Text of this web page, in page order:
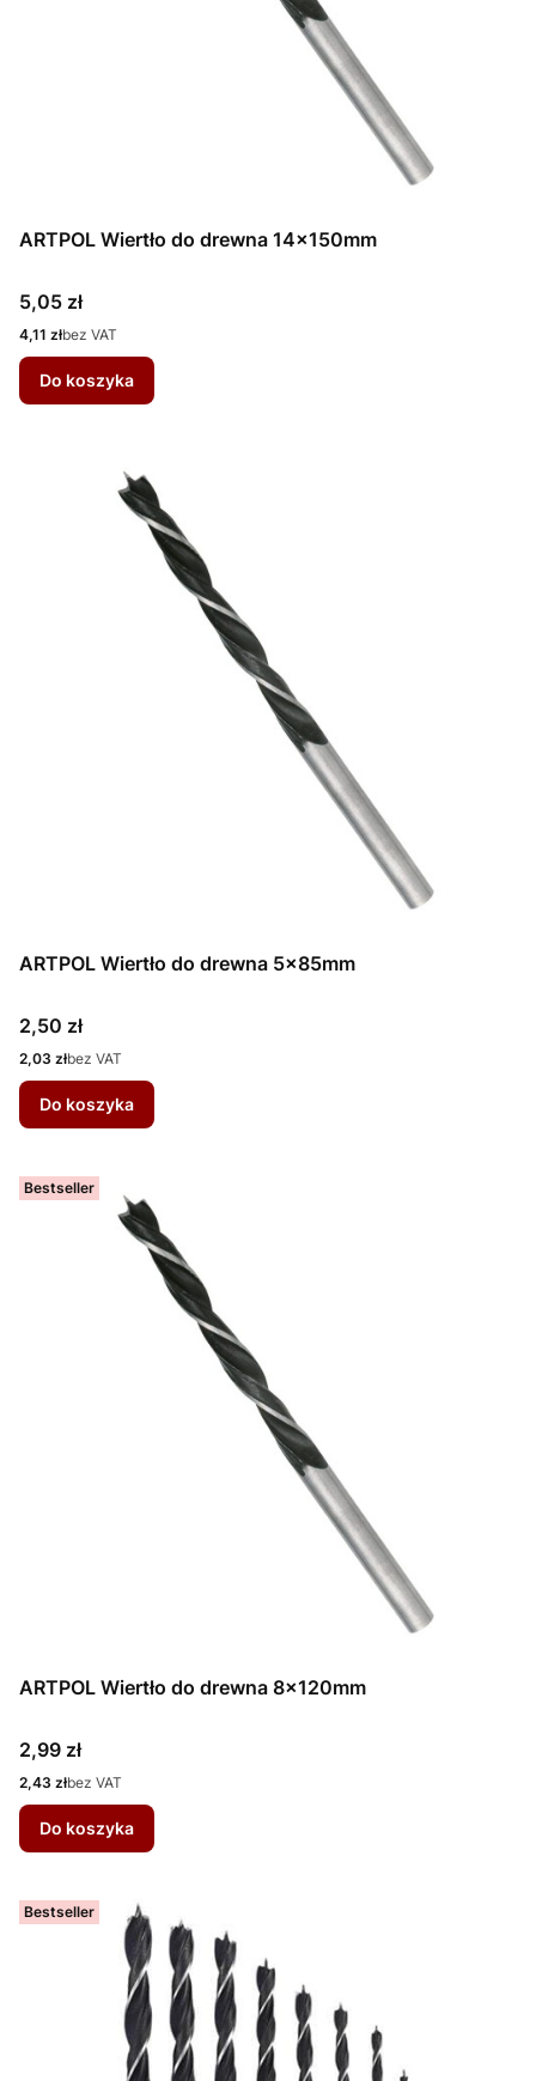
ARTPOL Wiertło do drewna 14x150mm
Cena
5,05 zł
Cena
4,11 złbez VAT
Do koszyka
ARTPOL Wiertło do drewna 5x85mm
Cena
2,50 zł
Cena
2,03 złbez VAT
Do koszyka
Bestseller
ARTPOL Wiertło do drewna 8x120mm
Cena
2,99 zł
Cena
2,43 złbez VAT
Do koszyka
Bestseller